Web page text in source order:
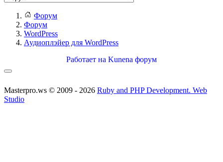
Форум
Форум
WordPress
Аудиоплэйер для WordPress
Работает на Kunena форум
Masterpro.ws © 2009 - 2026 Ruby and PHP Development. Web
Studio